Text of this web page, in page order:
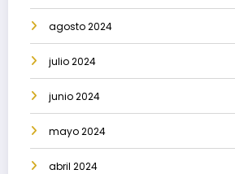
agosto 2024
julio 2024
junio 2024
mayo 2024
abril 2024